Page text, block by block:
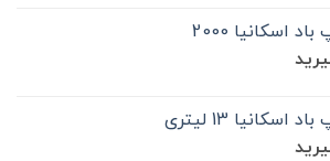
اسکانیا 2000
13 لیتری